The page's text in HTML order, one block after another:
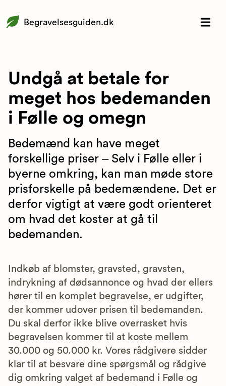
Begravelsesguiden.dk
Undgå at betale for
meget hos bedemanden
i Følle og omegn
Bedemænd kan have meget
forskellige priser – Selv i Følle eller i
byerne omkring, kan man møde store
prisforskelle på bedemændene. Det er
derfor vigtigt at være godt orienteret
om hvad det koster at gå til
bedemanden.
Indkøb af blomster, gravsted, gravsten,
indrykning af dødsannonce og hvad der ellers
hører til en komplet begravelse, er udgifter,
der kommer udover prisen til bedemanden.
Du skal derfor ikke blive overrasket hvis
begravelsen kommer til at koste mellem
30.000 og 50.000 kr. Vores rådgivere sidder
klar til at besvare dine spørgsmål og rådgive
dig omkring valget af bedemand i Følle og